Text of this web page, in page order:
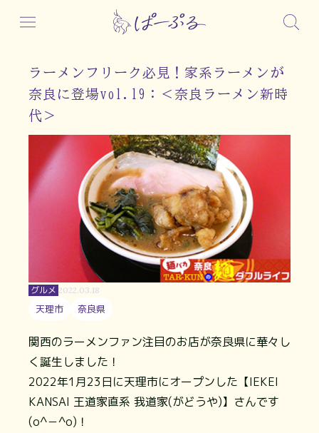
ラーメンフリーク必見！家系ラーメンが
奈良に登場vol.19：＜奈良ラーメン新時
代＞
グルメ 2022.03.18
天理市 奈良県
関西のラーメンファン注目のお店が奈良県に華々し
く誕生しました！
2022年1月23日に天理市にオープンした【IEKEI
KANSAI 王道家直系 我道家(がどうや)】さんです
(o^－^o)！